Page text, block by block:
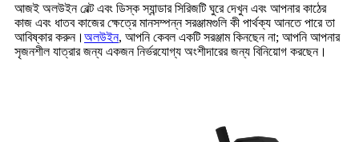
আজই অলউইন বেল্ট এবং ডিস্ক স্যান্ডার সিরিজটি ঘুরে দেখুন এবং আপনার কাঠের
কাজ এবং ধাতব কাজের ক্ষেত্রে মানসম্পন্ন সরঞ্জামগুলি কী পার্থক্য আনতে পারে তা
আবিষ্কার করুন। অলউইন, আপনি কেবল একটি সরঞ্জাম কিনছেন না; আপনি আপনার
সৃজনশীল যাত্রার জন্য একজন নির্ভরযোগ্য অংশীদারের জন্য বিনিয়োগ করছেন।